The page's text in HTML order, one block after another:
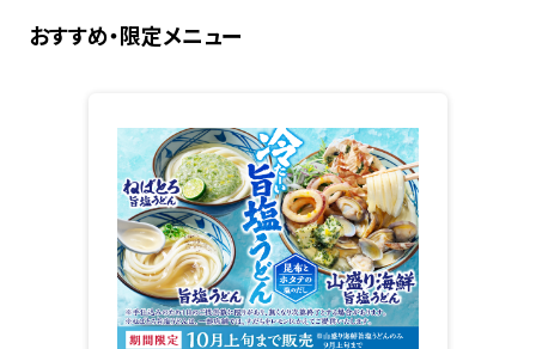
おすすめ・限定メニュー